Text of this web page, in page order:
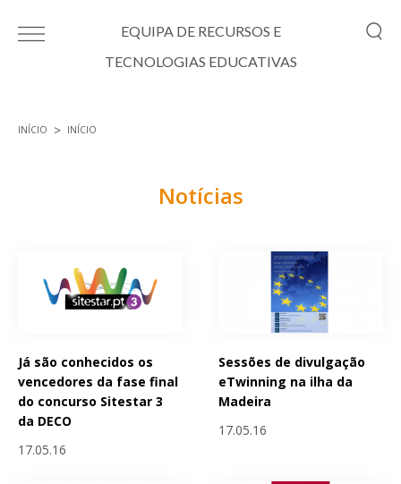
EQUIPA DE RECURSOS E
TECNOLOGIAS EDUCATIVAS
INÍCIO INÍCIO
Notícias
Já são conhecidos os
vencedores da fase final
do concurso Sitestar 3
da DECO
17.05.16
Sessões de divulgação
eTwinning na ilha da
Madeira
17.05.16
Páginas